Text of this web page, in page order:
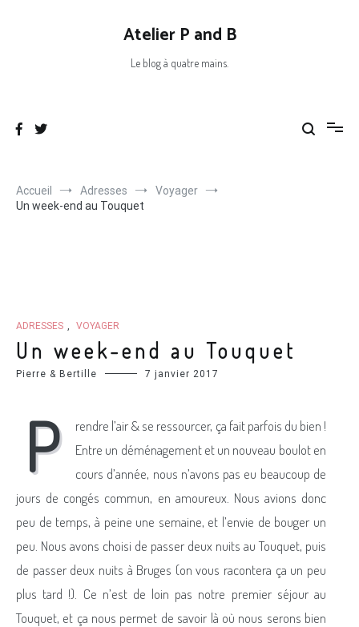
Atelier P and B
Le blog à quatre mains.
Accueil Adresses
Voyager
Un week-end au Touquet
ADRESSES , VOYAGER
Un week-end au Touquet
Pierre & Bertille 7 janvier 2017
P
rendre l’air & se ressourcer, ça fait parfois du bien !
Entre un déménagement et un nouveau boulot en
cours d’année, nous n’avons pas eu beaucoup de
jours de congés commun, en amoureux. Nous avions donc
peu de temps, à peine une semaine, et l’envie de bouger un
peu. Nous avons choisi de passer deux nuits au Touquet, puis
de passer deux nuits à Bruges (on vous racontera ça un peu
plus tard !). Ce n’est de loin pas notre premier séjour au
Touquet, et ça nous permet de savoir là où nous serons bien